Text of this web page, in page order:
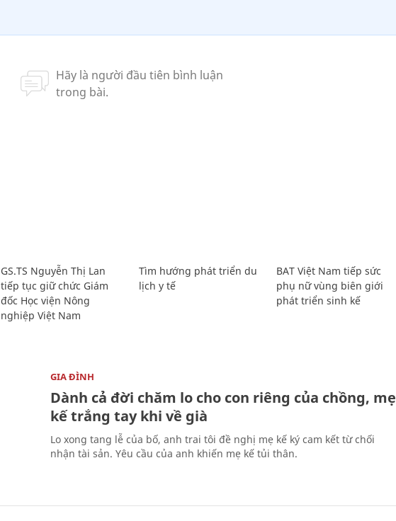
GS.TS Nguyễn Thị Lan
tiếp tục giữ chức Giám
đốc Học viện Nông
nghiệp Việt Nam
Tìm hướng phát triển du
lịch y tế
BAT Việt Nam tiếp sức
phụ nữ vùng biên giới
phát triển sinh kế
GIA ĐÌNH
Dành cả đời chăm lo cho con riêng của chồng, mẹ
kế trắng tay khi về già
Lo xong tang lễ của bố, anh trai tôi đề nghị mẹ kế ký cam kết từ chối
nhận tài sản. Yêu cầu của anh khiến mẹ kế tủi thân.